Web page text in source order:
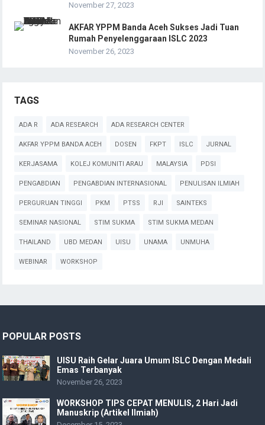
November 27, 2023
AKFAR YPPM Banda Aceh Sukses Jadi Tuan
Rumah Penyelenggaraan ISLC 2023
November 26, 2023
TAGS
ADA R ADA RESEARCH ADA RESEARCH CENTER
AKFAR YPPM BANDA ACEH DOSEN FKPT ISLC JURNAL
KERJASAMA KOLEJ KOMUNITI ARAU MALAYSIA PDSI
PENGABDIAN PENGABDIAN INTERNASIONAL PENULISAN ILMIAH
PERGURUAN TINGGI PKM PTSS RJI SAINTEKS
SEMINAR NASIONAL STIM SUKMA STIM SUKMA MEDAN
THAILAND UBD MEDAN UISU UNAMA UNMUHA
WEBINAR WORKSHOP
POPULAR POSTS
UISU Raih Gelar Juara Umum ISLC Dengan Medali
Emas Terbanyak
November 26, 2023
WORKSHOP TIPS CEPAT MENULIS, 2 Hari Jadi
Manuskrip (Artikel Ilmiah)